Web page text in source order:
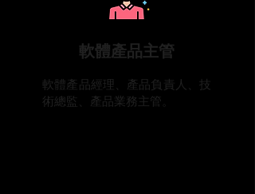
​軟體產品主管
​軟體產品經理、產品負責人、技
術總監、產品業務主管。